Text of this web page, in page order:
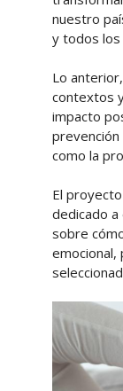
nuestro
y todos los
Lo
contextos
impacto
como la
El
dedicado
sobre
emocional,